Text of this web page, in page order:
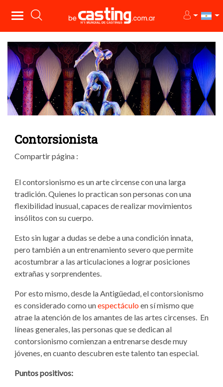
Contorsionista
Compartir página :
El contorsionismo es un arte circense con una larga
tradición. Quienes lo practican son personas con una
flexibilidad inusual, capaces de realizar movimientos
insólitos con su cuerpo.
Esto sin lugar a dudas se debe a una condición innata,
pero también a un entrenamiento severo que permite
acostumbrar a las articulaciones a lograr posiciones
extrañas y sorprendentes.
Por esto mismo, desde la Antigüedad, el contorsionismo
es considerado como unespectáculoen sí mismo que
atrae la atención de los amantes de las artes circenses. En
líneas generales, las personas que se dedican al
contorsionismo comienzan a entrenarse desde muy
jóvenes, en cuanto descubren este talento tan especial.
Puntos positivos: